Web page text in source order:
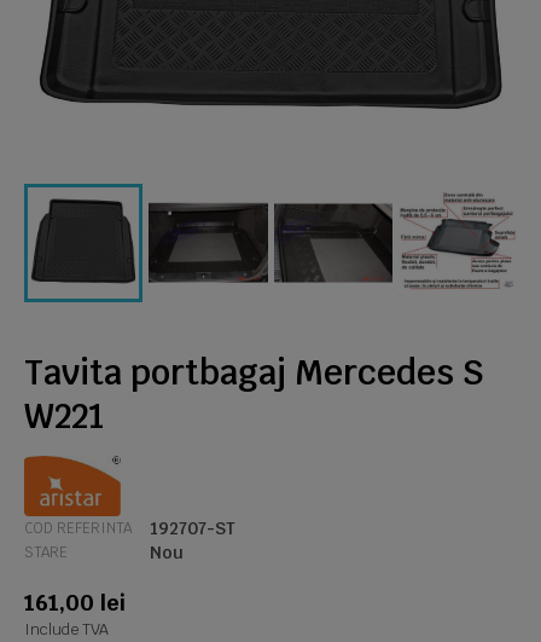
Tavita portbagaj Mercedes S
W221
COD REFERINTA 192707-ST
STARE Nou
161,00 lei
Include TVA